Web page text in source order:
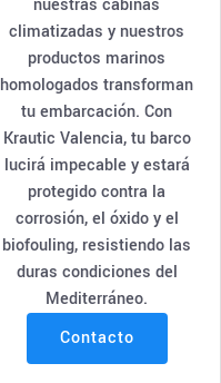
nuestras cabinas
climatizadas y nuestros
productos marinos
homologados transforman
tu embarcación. Con
Krautic Valencia, tu barco
lucirá impecable y estará
protegido contra la
corrosión, el óxido y el
biofouling, resistiendo las
duras condiciones del
Mediterráneo.
Contacto